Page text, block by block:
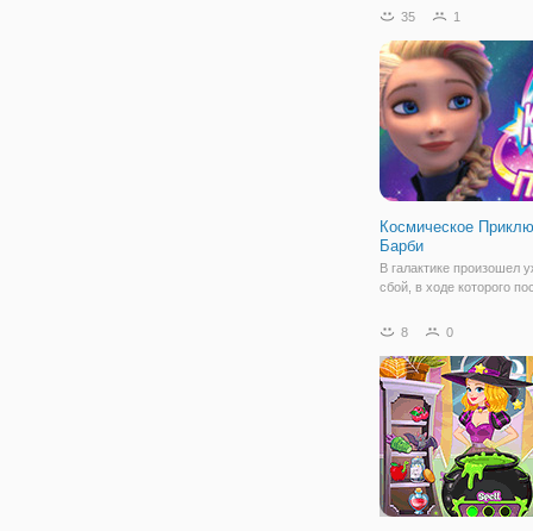
очки. По крайней мере
Больше того же самого
одном выстреле,
35 1
Космическое
Барби
В галактике произошел
сбой, в ходе которого
команда отправляются
обезвредить угрозу.
увлекательном
обойтись без помощи
8 0